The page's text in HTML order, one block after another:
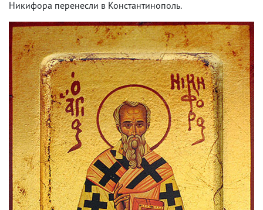
Никифора перенесли в Константинополь.